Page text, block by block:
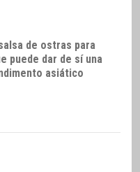
de ostras para
puede dar de sí una
asiático